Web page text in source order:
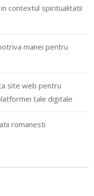
contextul spiritualitatii
manei pentru
site web pentru
tale digitale
romanesti